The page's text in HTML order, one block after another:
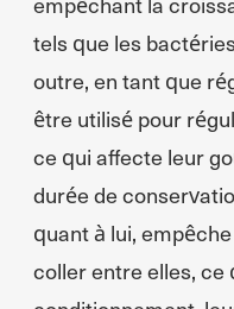
tels que les
outre, en tant que
être utilisé pour
ce qui affecte leur
durée de
quant à lui,
coller entre elles, ce